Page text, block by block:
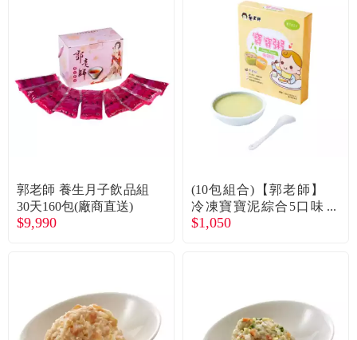
郭老師 養生月子飲品組
30天160包(廠商直送)
$9,990
(10包組合)【郭老師】
冷凍寶寶泥綜合5口味
共10包 廠商直送
$1,050